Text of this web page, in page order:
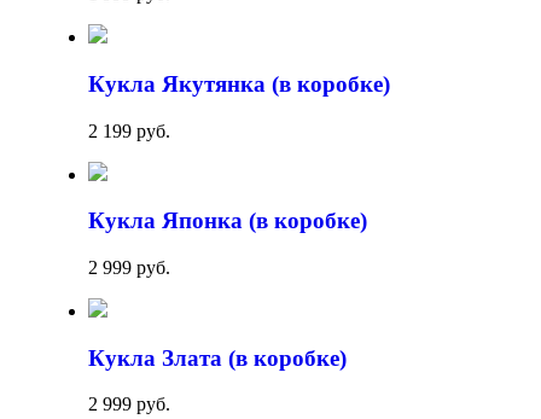
Кукла Якутянка (в коробке)
2 199 руб.
Кукла Японка (в коробке)
2 999 руб.
Кукла Злата (в коробке)
2 999 руб.